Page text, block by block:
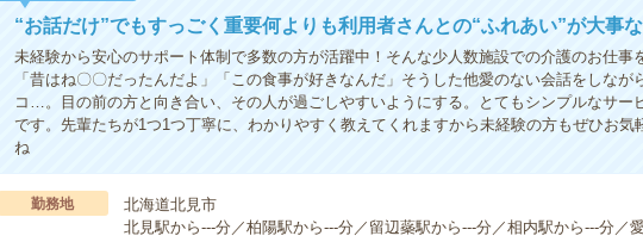
“お話だけ”でもすっごく重要何よりも利用者さんとの“ふれあい”が大事な
未経験から安心のサポート体制で多数の方が活躍中！そんな少人数施設での介護のお仕事
「昔はね〇〇だったんだよ」「この食事が好きなんだ」そうした他愛のない会話をしなが
コ…。目の前の方と向き合い、その人が過ごしやすいようにする。とてもシンプルなサー
です。先輩たちが1つ1つ丁寧に、わかりやすく教えてくれますから未経験の方もぜひお気
ね
勤務地
北海道北見市
北見駅から---分／柏陽駅から---分／留辺蘂駅から---分／相内駅から---分／